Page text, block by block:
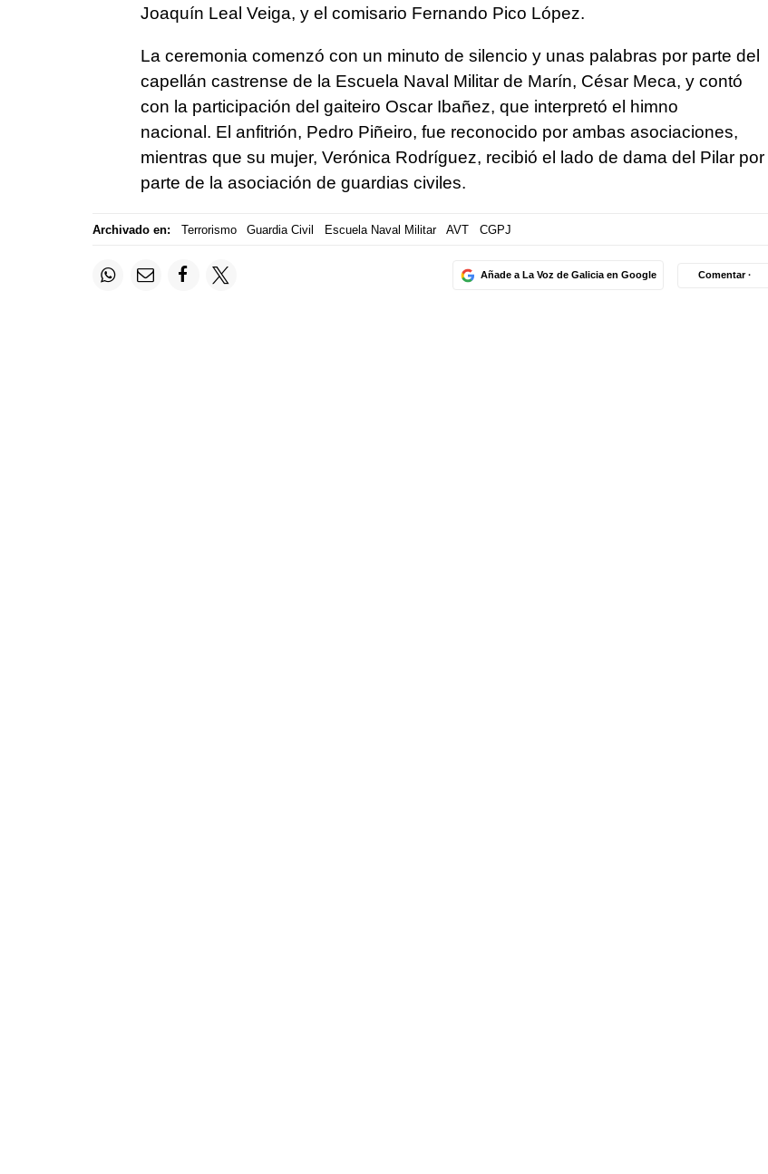
Joaquín Leal Veiga, y el comisario Fernando Pico López.
La ceremonia comenzó con un minuto de silencio y unas palabras por parte del
capellán castrense de la Escuela Naval Militar de Marín, César Meca, y contó
con la participación del gaiteiro Oscar Ibañez, que interpretó el himno
nacional. El anfitrión, Pedro Piñeiro, fue reconocido por ambas asociaciones,
mientras que su mujer, Verónica Rodríguez, recibió el lado de dama del Pilar por
parte de la asociación de guardias civiles.
Archivado en: Terrorismo Guardia Civil Escuela Naval Militar AVT CGPJ
Añade a La Voz de Galicia en Google Comentar ·